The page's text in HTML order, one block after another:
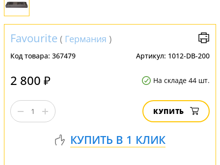
Favourite ( Германия )
Код товара: 367479 Артикул: 1012-DB-200
2 800 ₽ На складе 44 шт.
КУПИТЬ